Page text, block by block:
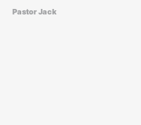
Pastor Jack